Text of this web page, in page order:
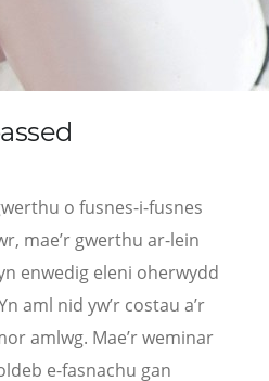
o fusnes-i-fusnes
mae’r gwerthu ar-lein
enwedig eleni oherwydd
aml nid yw’r costau a’r
amlwg. Mae’r weminar
e-fasnachu gan